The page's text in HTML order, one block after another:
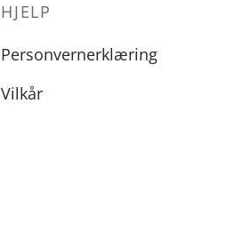
HJELP
Personvernerklæring
Vilkår